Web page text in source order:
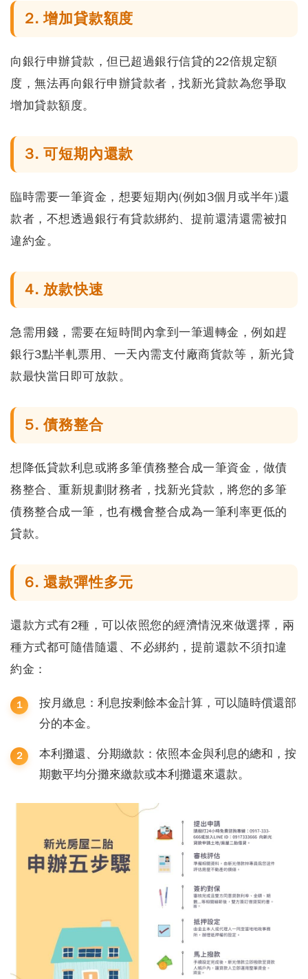
2. 增加貸款額度
向銀行申辦貸款，但已超過銀行信貸的22倍規定額
度，無法再向銀行申辦貸款者，找新光貸款為您爭取
增加貸款額度。
3. 可短期內還款
臨時需要一筆資金，想要短期內(例如3個月或半年)還
款者，不想透過銀行有貸款綁約、提前還清還需被扣
違約金。
4. 放款快速
急需用錢，需要在短時間內拿到一筆週轉金，例如趕
銀行3點半軋票用、一天內需支付廠商貨款等，新光貸
款最快當日即可放款。
5. 債務整合
想降低貸款利息或將多筆債務整合成一筆資金，做債
務整合、重新規劃財務者，找新光貸款，將您的多筆
債務整合成一筆，也有機會整合成為一筆利率更低的
貸款。
6. 還款彈性多元
還款方式有2種，可以依照您的經濟情況來做選擇，兩
種方式都可隨借隨還、不必綁約，提前還款不須扣違
約金：
按月繳息：利息按剩餘本金計算，可以隨時償還部
分的本金。
本利攤還、分期繳款：依照本金與利息的總和，按
期數平均分攤來繳款或本利攤還來還款。